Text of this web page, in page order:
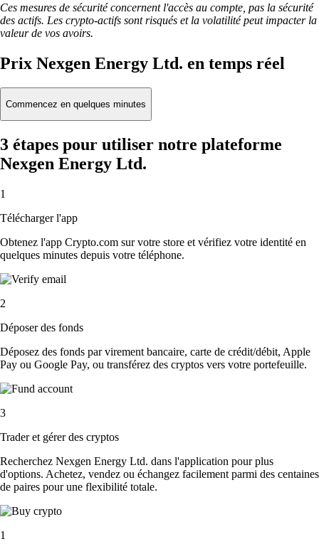
Ces mesures de sécurité concernent l'accès au compte, pas la sécurité
des actifs. Les crypto-actifs sont risqués et la volatilité peut impacter la
valeur de vos avoirs.
Prix Nexgen Energy Ltd. en temps réel
Commencez en quelques minutes
3 étapes pour utiliser notre plateforme
Nexgen Energy Ltd.
1
Télécharger l'app
Obtenez l'app Crypto.com sur votre store et vérifiez votre identité en
quelques minutes depuis votre téléphone.
2
Déposer des fonds
Déposez des fonds par virement bancaire, carte de crédit/débit, Apple
Pay ou Google Pay, ou transférez des cryptos vers votre portefeuille.
3
Trader et gérer des cryptos
Recherchez Nexgen Energy Ltd. dans l'application pour plus
d'options. Achetez, vendez ou échangez facilement parmi des centaines
de paires pour une flexibilité totale.
1